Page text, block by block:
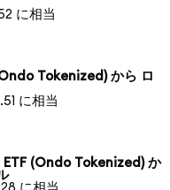
に相当
Tokenized) から ロ
に相当
(Ondo Tokenized) か